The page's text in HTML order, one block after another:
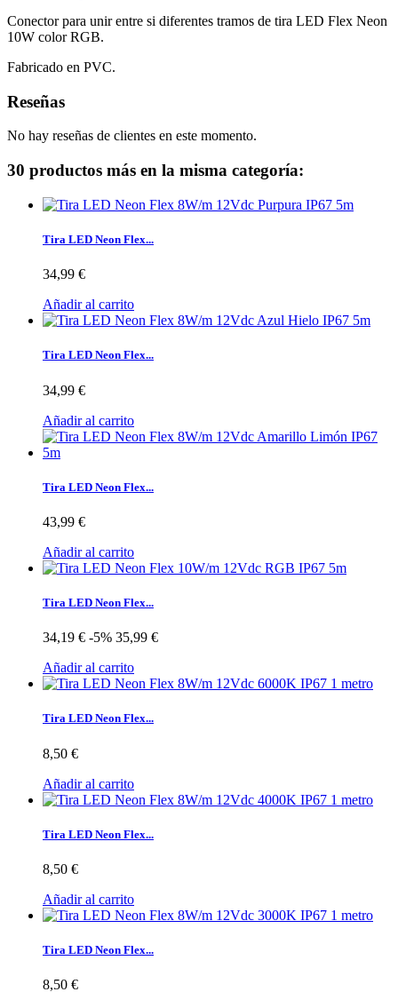
Conector para unir entre si diferentes tramos de tira LED Flex Neon
10W color RGB.
Fabricado en PVC.
Reseñas
No hay reseñas de clientes en este momento.
30 productos más en la misma categoría:
Tira LED Neon Flex...
34,99 €
Añadir al carrito
Tira LED Neon Flex...
34,99 €
Añadir al carrito
Tira LED Neon Flex...
43,99 €
Añadir al carrito
Tira LED Neon Flex...
34,19 € -5% 35,99 €
Añadir al carrito
Tira LED Neon Flex...
8,50 €
Añadir al carrito
Tira LED Neon Flex...
8,50 €
Añadir al carrito
Tira LED Neon Flex...
8,50 €